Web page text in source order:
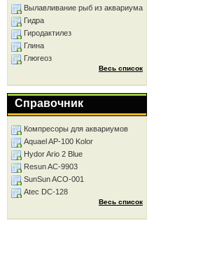
Вылавливание рыб из аквариума
Гидра
Гиродактилез
Глина
Глюгеоз
Весь список
Справочник
Компресоры для аквариумов
Aquael AP-100 Kolor
Hydor Ario 2 Blue
Resun AC-9903
SunSun ACO-001
Atec DC-128
Весь список